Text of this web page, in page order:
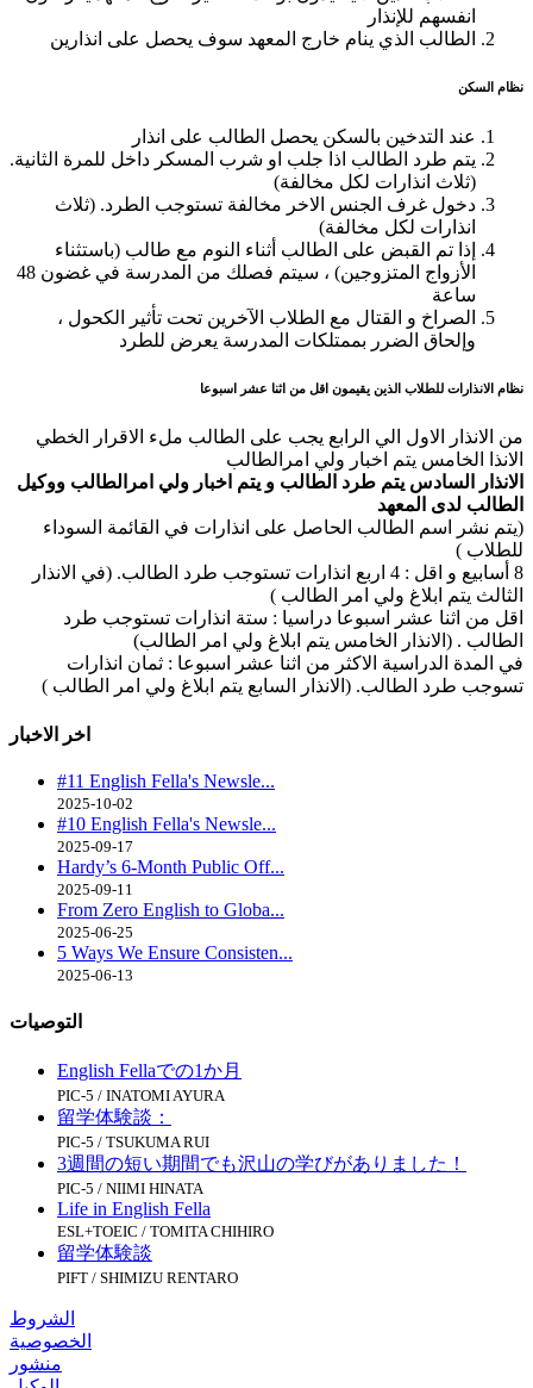
انفسهم للإنذار
الطالب الذي ينام خارج المعهد سوف يحصل على انذارين
نظام السكن
عند التدخين بالسكن يحصل الطالب على انذار
يتم طرد الطالب اذا جلب او شرب المسكر داخل للمرة الثانية.
(ثلاث انذارات لكل مخالفة)
دخول غرف الجنس الاخر مخالفة تستوجب الطرد. (ثلاث
انذارات لكل مخالفة)
إذا تم القبض على الطالب أثناء النوم مع طالب (باستثناء
الأزواج المتزوجين) ، سيتم فصلك من المدرسة في غضون 48
ساعة
الصراخ و القتال مع الطلاب الآخرين تحت تأثير الكحول ،
وإلحاق الضرر بممتلكات المدرسة يعرض للطرد
نظام الانذارات للطلاب الذين يقيمون اقل من اثنا عشر اسبوعا
من الانذار الاول الي الرابع يجب على الطالب ملء الاقرار الخطي
الانذا الخامس يتم اخبار ولي امرالطالب
الانذار السادس يتم طرد الطالب و يتم اخبار ولي امرالطالب ووكيل
الطالب لدى المعهد
(يتم نشر اسم الطالب الحاصل على انذارات في القائمة السوداء
للطلاب )
8 أسابيع و اقل : 4 اربع انذارات تستوجب طرد الطالب. (في الانذار
الثالث يتم ابلاغ ولي امر الطالب )
اقل من اثنا عشر اسبوعا دراسيا : ستة انذارات تستوجب طرد
الطالب . (الانذار الخامس يتم ابلاغ ولي امر الطالب)
في المدة الدراسية الاكثر من اثنا عشر اسبوعا : ثمان انذارات
تسوجب طرد الطالب. (الانذار السابع يتم ابلاغ ولي امر الطالب )
#11 English Fella's Newsle...
2025-10-02
#10 English Fella's Newsle...
2025-09-17
Hardy’s 6-Month Public Off...
2025-09-11
From Zero English to Globa...
2025-06-25
5 Ways We Ensure Consisten...
2025-06-13
التوصيات
English Fellaでの1か月
PIC-5 / INATOMI AYURA
留学体験談：
PIC-5 / TSUKUMA RUI
3週間の短い期間でも沢山の学びがありました！
PIC-5 / NIIMI HINATA
Life in English Fella
ESL+TOEIC / TOMITA CHIHIRO
留学体験談
PIFT / SHIMIZU RENTARO
الشروط
الخصوصية
منشور